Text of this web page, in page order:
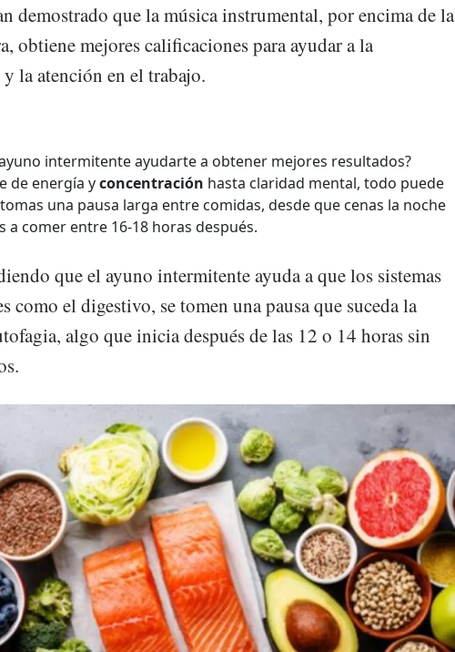
demostrado que la música instrumental, por encima de la
obtiene mejores calificaciones para ayudar a la
y la atención en el trabajo.
intermitente ayudarte a obtener mejores resultados?
de energía yconcentración hasta claridad mental, todo puede
una pausa larga entre comidas, desde que cenas la noche
a comer entre 16-18 horas después.
que el ayuno intermitente ayuda a que los sistemas
como el digestivo, se tomen una pausa que suceda la
algo que inicia después de las 12 o 14 horas sin